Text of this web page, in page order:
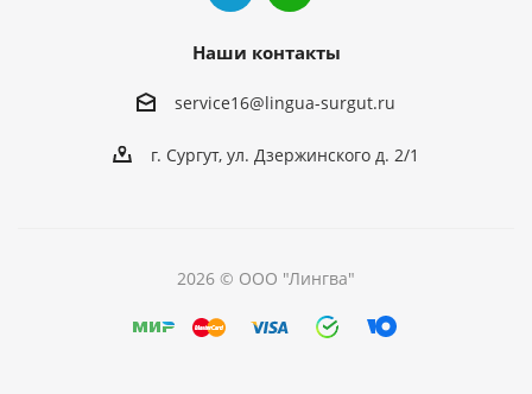
Наши контакты
service16@lingua-surgut.ru
г. Сургут, ул. Дзержинского д. 2/1
2026 © ООО "Лингва"